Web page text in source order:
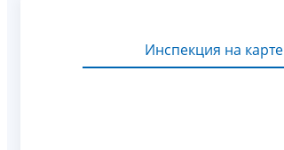
Инспекция на карте